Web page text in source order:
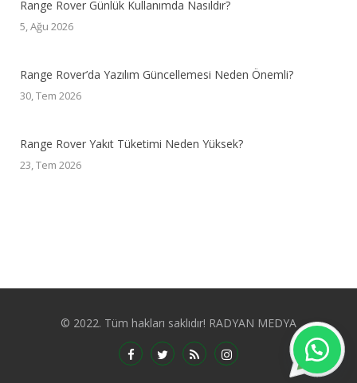
Range Rover Günlük Kullanımda Nasıldır?
5, Ağu 2026
Range Rover’da Yazılım Güncellemesi Neden Önemli?
30, Tem 2026
Range Rover Yakıt Tüketimi Neden Yüksek?
23, Tem 2026
© 2022. Tüm hakları saklıdır! RADYAN MEDYA